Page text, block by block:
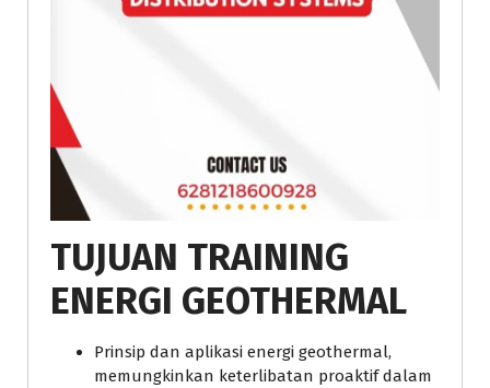
TUJUAN TRAINING
ENERGI GEOTHERMAL
Prinsip dan aplikasi energi geothermal,
memungkinkan keterlibatan proaktif dalam